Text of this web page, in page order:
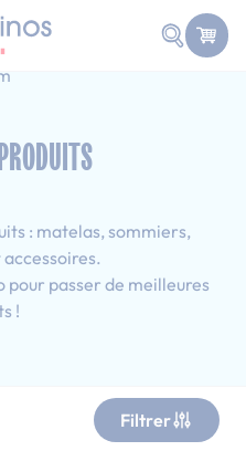
Faire
: matelas, sommiers,
pour passer de meilleures
!
Filtrer